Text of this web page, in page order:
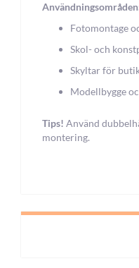
Fotomontage
Skol- och
Skyltar för
Modellbygge
Tips! Använd
montering.